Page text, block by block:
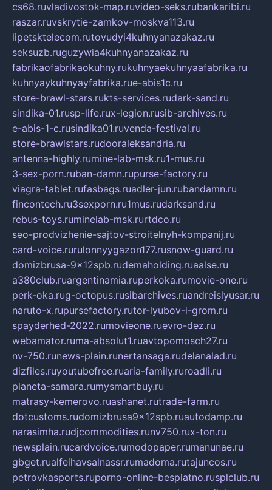
cs68.ruvladivostok-map.ruvideo-seks.rubankaribi.ru
raszar.ruvskrytie-zamkov-moskva113.ru
lipetsktelecom.rutovudyi4kuhnyanazakaz.ru
seksuzb.ruguzywia4kuhnyanazakaz.ru
fabrikaofabrikaokuhny.rukuhnyaekuhnyaafabrika.ru
kuhnyaykuhnyayfabrika.rue-abis1c.ru
store-brawl-stars.rukts-services.rudark-sand.ru
sindika-01.rusp-life.rux-legion.rusib-archives.ru
e-abis-1-c.rusindika01.ruvenda-festival.ru
store-brawlstars.rudooraleksandria.ru
antenna-highly.rumine-lab-msk.ru1-mus.ru
3-sex-porn.ruban-damn.rupurse-factory.ru
viagra-tablet.rufasbags.ruadler-jun.rubandamn.ru
fincontech.ru3sexporn.ru1mus.rudarksand.ru
rebus-toys.ruminelab-msk.rurtdco.ru
seo-prodvizhenie-sajtov-stroitelnyh-kompanij.ru
card-voice.rurulonnyygazon177.rusnow-guard.ru
domizbrusa-9x12spb.rudemaholding.ruaalse.ru
a380club.ruargentinamia.ruperkoka.rumovie-one.ru
perk-oka.rug-octopus.rusibarchives.ruandreislyusar.ru
naruto-x.rupursefactory.rutor-lyubov-i-grom.ru
spayderhed-2022.rumovieone.ruevro-dez.ru
webamator.ruma-absolut1.ruavtopomosch27.ru
nv-750.runews-plain.runertansaga.rudelanalad.ru
dizfiles.ruyoutubefree.ruaria-family.ruroadli.ru
planeta-samara.rumysmartbuy.ru
matrasy-kemerovo.ruashanet.rutrade-farm.ru
dotcustoms.rudomizbrusa9x12spb.ruautodamp.ru
narasimha.rudjcommodities.runv750.rux-ton.ru
newsplain.rucardvoice.rumodopaper.rumanunae.ru
gbget.rualfeihavsalnassr.rumadoma.rutajuncos.ru
petrovkasports.ruporno-online-besplatno.rusplclub.ru